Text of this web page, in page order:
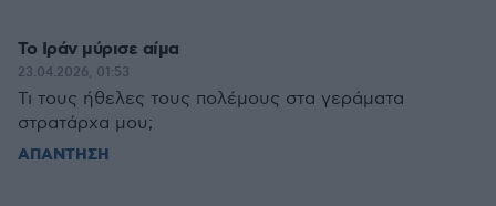
Το Ιράν μύρισε αίμα
23.04.2026, 01:53
Τι τους ήθελες τους πολέμους στα γεράματα
στρατάρχα μου;
ΑΠΑΝΤΗΣΗ